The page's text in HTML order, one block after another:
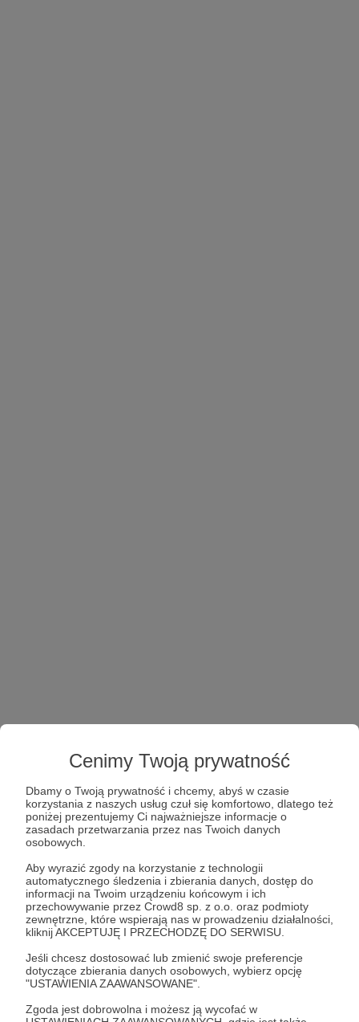
Cenimy Twoją prywatność
Dbamy o Twoją prywatność i chcemy, abyś w czasie
korzystania z naszych usług czuł się komfortowo, dlatego też
poniżej prezentujemy Ci najważniejsze informacje o
zasadach przetwarzania przez nas Twoich danych
osobowych.
Aby wyrazić zgody na korzystanie z technologii
automatycznego śledzenia i zbierania danych, dostęp do
informacji na Twoim urządzeniu końcowym i ich
przechowywanie przez Crowd8 sp. z o.o. oraz podmioty
zewnętrzne, które wspierają nas w prowadzeniu działalności,
kliknij AKCEPTUJĘ I PRZECHODZĘ DO SERWISU.
Jeśli chcesz dostosować lub zmienić swoje preferencje
dotyczące zbierania danych osobowych, wybierz opcję
"USTAWIENIA ZAAWANSOWANE".
Zgoda jest dobrowolna i możesz ją wycofać w